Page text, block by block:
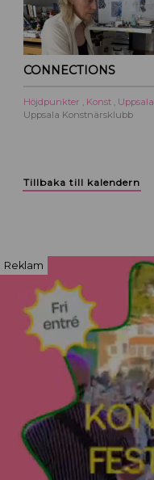
CONNECTIONS
Höjdpunkter , Konst , Uppsala
Uppsala Konstnärsklubb
Tillbaka till kalendern
Reklam